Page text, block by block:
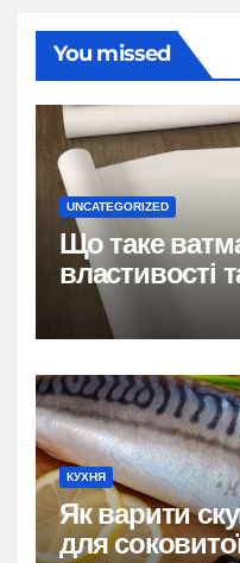
You missed
UNCATEGORIZED
Що таке
властивості
застосування
КУХНЯ
Як варити
для